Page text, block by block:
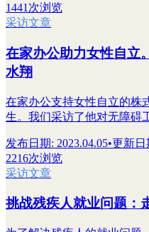
1441次浏览
采访文章
在家办公助力女性自立
水翔
在家办公支持女性自立的株
生。我们采访了他对无障碍
发布日期: 2023.04.05•更新日
2216次浏览
采访文章
挑战残疾人就业问题：